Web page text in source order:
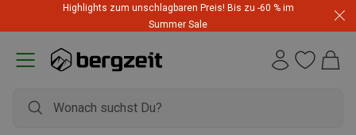
Highlights zum unschlagbaren Preis! Bis zu -60 % im
Summer Sale